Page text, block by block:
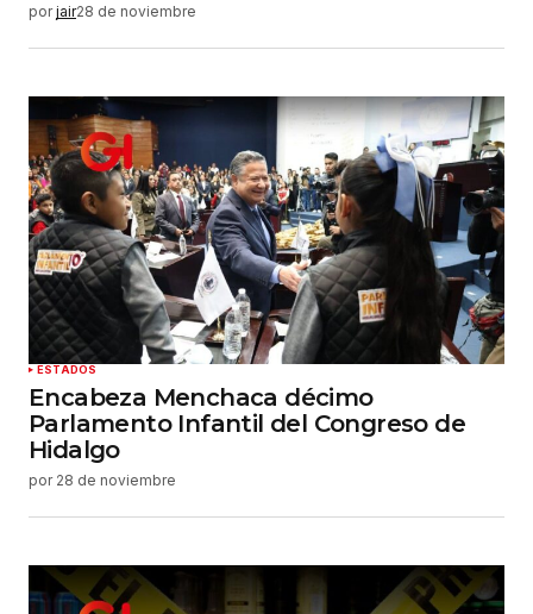
por jair28 de noviembre
ESTADOS
Encabeza Menchaca décimo
Parlamento Infantil del Congreso de
Hidalgo
por 28 de noviembre